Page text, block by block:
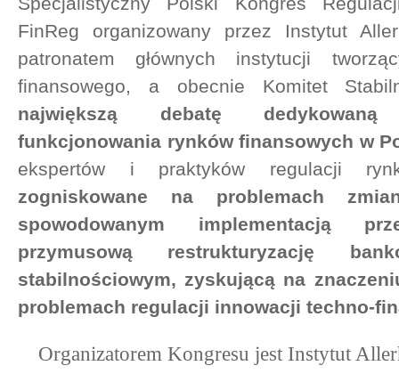
FinReg organizowany przez Instytut
patronatem głównych instytucji
finansowego, a obecnie Komitet
największą debatę
funkcjonowania rynków finansowych w
ekspertów i praktyków regulacji
zogniskowane na
problemach
spowodowanym implementacją
przymusową restrukturyzację
stabilnościowym, zyskującą na
problemach regulacji innowacji techno-
Organizatorem Kongresu jest Instytut